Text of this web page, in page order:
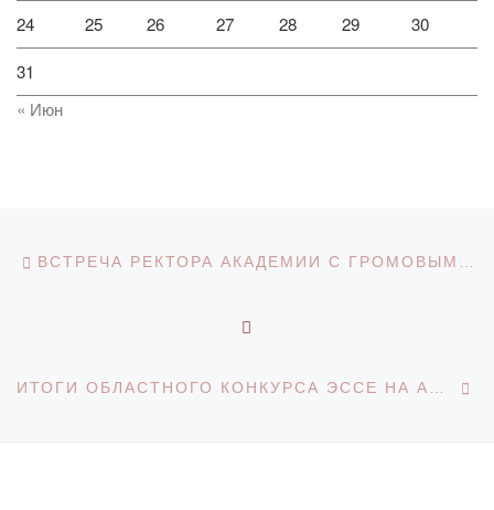
24 25 26 27 28 29 30
31
« Июн
Навигация по записям ВСТРЕЧА РЕКТОРА АКАДЕМИИ С ГРОМОВЫМ В.Л.
ИТОГИ ОБЛАСТНОГО КОНКУРСА ЭССЕ НА АНГЛИЙСКОМ ЯЗЫКЕ «SPEAK YOUR MIND»